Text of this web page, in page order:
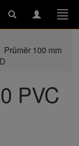
Toggle
Toggle
Průměr 100 mm
PVC